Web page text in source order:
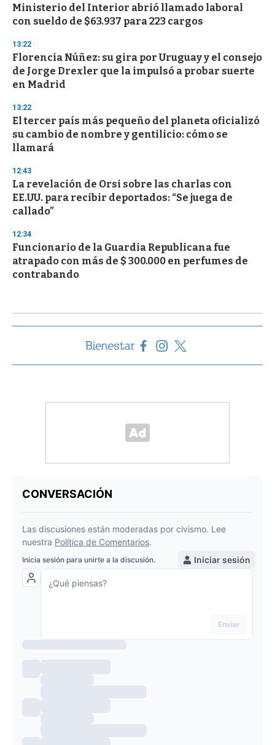
Ministerio del Interior abrió llamado laboral
con sueldo de $63.937 para 223 cargos
13:22
Florencia Núñez: su gira por Uruguay y el consejo
de Jorge Drexler que la impulsó a probar suerte
en Madrid
13:22
El tercer país más pequeño del planeta oficializó
su cambio de nombre y gentilicio: cómo se
llamará
12:43
La revelación de Orsi sobre las charlas con
EE.UU. para recibir deportados: “Se juega de
callado”
12:34
Funcionario de la Guardia Republicana fue
atrapado con más de $ 300.000 en perfumes de
contrabando